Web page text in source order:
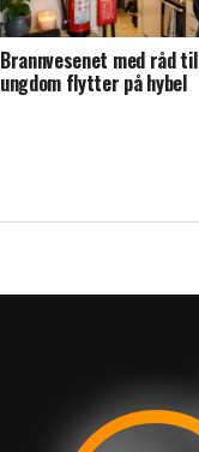
Brannvesenet med råd
ungdom flytter på hybel